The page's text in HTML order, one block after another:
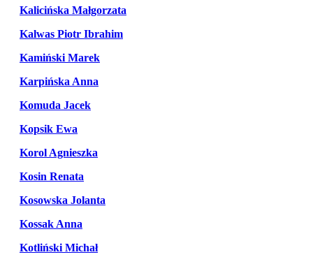
Kalicińska Małgorzata
Kalwas Piotr Ibrahim
Kamiński Marek
Karpińska Anna
Komuda Jacek
Kopsik Ewa
Korol Agnieszka
Kosin Renata
Kosowska Jolanta
Kossak Anna
Kotliński Michał